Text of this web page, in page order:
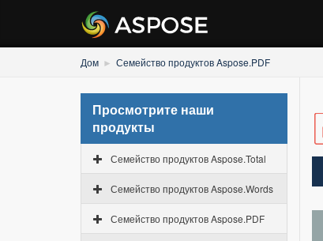
Дом Семейство продуктов Aspose.PDF
Просмотрите наши
продукты
Семейство продуктов Aspose.Total
Семейство продуктов Aspose.Words
Семейство продуктов Aspose.PDF